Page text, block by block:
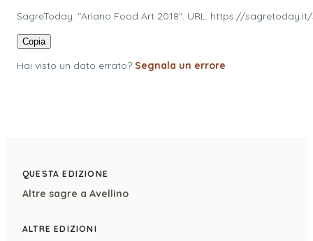
SagreToday. "Ariano Food Art 2018". URL: https://
Copia
Hai visto un dato errato? Segnala un errore
QUESTA EDIZIONE
Altre sagre a Avellino
ALTRE EDIZIONI